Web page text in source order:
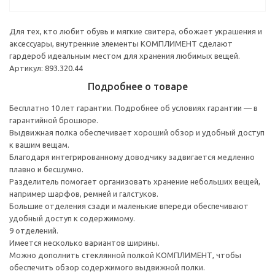
Для тех, кто любит обувь и мягкие свитера, обожает украшения и
аксессуары, внутренние элементы КОМПЛИМЕНТ сделают
гардероб идеальным местом для хранения любимых вещей.
Артикул: 893.320.44
Подробнее о товаре
Бесплатно 10 лет гарантии. Подробнее об условиях гарантии — в
гарантийной брошюре.
Выдвижная полка обеспечивает хороший обзор и удобный доступ
к вашим вещам.
Благодаря интегрированному доводчику задвигается медленно
плавно и бесшумно.
Разделитель помогает организовать хранение небольших вещей,
например шарфов, ремней и галстуков.
Большие отделения сзади и маленькие впереди обеспечивают
удобный доступ к содержимому.
9 отделений.
Имеется несколько вариантов ширины.
Можно дополнить стеклянной полкой КОМПЛИМЕНТ, чтобы
обеспечить обзор содержимого выдвижной полки.